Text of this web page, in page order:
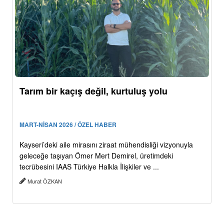
Tarım bir kaçış değil, kurtuluş yolu
MART-NİSAN 2026 / ÖZEL HABER
Kayseri’deki aile mirasını ziraat mühendisliği vizyonuyla
geleceğe taşıyan Ömer Mert Demirel, üretimdeki
tecrübesini IAAS Türkiye Halkla İlişkiler ve ...
Murat ÖZKAN